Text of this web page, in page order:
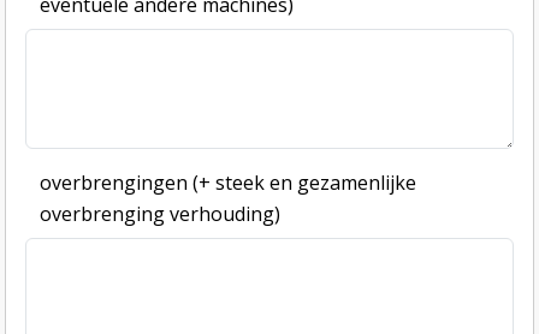
overbrengingen (+ steek en gezamenlijke
overbrenging verhouding)